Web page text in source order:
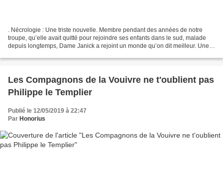
. Nécrologie : Une triste nouvelle. Membre pendant des années de notre
troupe, qu’elle avait quitté pour rejoindre ses enfants dans le sud, malade
depuis longtemps, Dame Janick a rejoint un monde qu’on dit meilleur. Une
Les Compagnons de la Vouivre ne t'oublient pas
Philippe le Templier
Publié le 12/05/2019 à 22:47
Par Honorius